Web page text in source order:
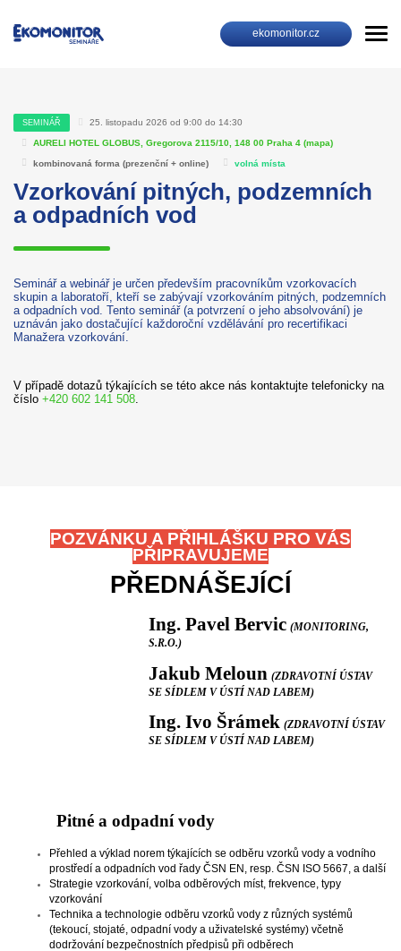
ekomonitor.cz
SEMINÁŘ 25. listopadu 2026 od 9:00 do 14:30
AURELI HOTEL GLOBUS, Gregorova 2115/10, 148 00 Praha 4 (mapa)
kombinovaná forma (prezenční + online) volná místa
Vzorkování pitných, podzemních
a odpadních vod
Seminář a webinář je určen především pracovníkům vzorkovacích
skupin a laboratoří, kteří se zabývají vzorkováním pitných, podzemních
a odpadních vod. Tento seminář (a potvrzení o jeho absolvování) je
uznáván jako dostačující každoroční vzdělávání pro recertifikaci
Manažera vzorkování.
V případě dotazů týkajících se této akce nás kontaktujte telefonicky na
číslo +420 602 141 508.
POZVÁNKU A PŘIHLÁŠKU PRO VÁS
PŘIPRAVUJEME
PŘEDNÁŠEJÍCÍ
Ing. Pavel Bervic (MONITORING,
S.R.O.)
Jakub Meloun (ZDRAVOTNÍ ÚSTAV
SE SÍDLEM V ÚSTÍ NAD LABEM)
Ing. Ivo Šrámek (ZDRAVOTNÍ ÚSTAV
SE SÍDLEM V ÚSTÍ NAD LABEM)
Pitné a odpadní vody
Přehled a výklad norem týkajících se odběru vzorků vody a vodního
prostředí a odpadních vod řady ČSN EN, resp. ČSN ISO 5667, a další
Strategie vzorkování, volba odběrových míst, frekvence, typy
vzorkování
Technika a technologie odběru vzorků vody z různých systémů
(tekoucí, stojaté, odpadní vody a uživatelské systémy) včetně
dodržování bezpečnostních předpisů při odběrech